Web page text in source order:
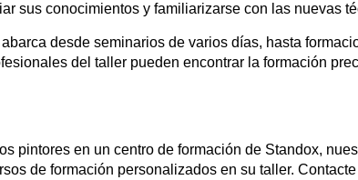
sus conocimientos y familiarizarse con las nuevas
desde seminarios de varios días, hasta
del taller pueden encontrar la formación
pintores en un centro de formación de Standox,
de formación personalizados en su taller.